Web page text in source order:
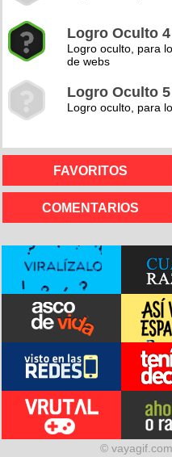
Logro Oculto 4
Logro oculto, para
de webs
Logro Oculto 5
Logro oculto, para
FAVORITOS
COMENTARIOS
©